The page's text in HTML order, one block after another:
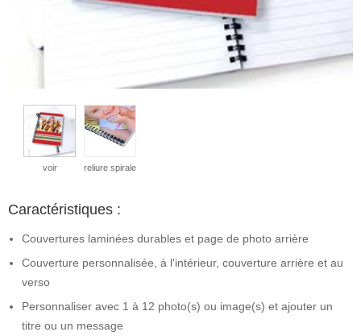
voir reliure spirale
Caractéristiques :
Couvertures laminées durables et page de photo arrière
Couverture personnalisée, à l'intérieur, couverture arrière et au
verso
Personnaliser avec 1 à 12 photo(s) ou image(s) et ajouter un
titre ou un message